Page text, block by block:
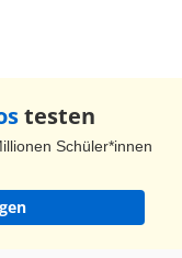
testen
Schüler*innen